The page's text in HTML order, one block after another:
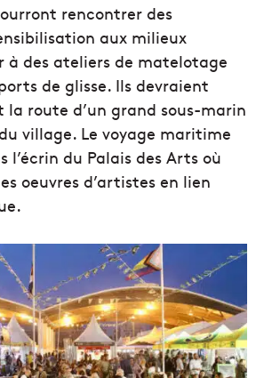
rencontrer des
aux milieux
des ateliers de matelotage
de glisse. Ils devraient
la route d’un grand sous-marin
village. Le voyage maritime
l’écrin du Palais des Arts où
oeuvres d’artistes en lien